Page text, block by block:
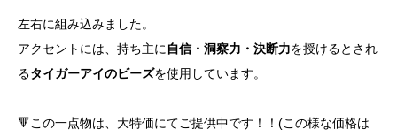
左右に組み込みました。
アクセントには、持ち主に自信・洞察力・決断力を授けるとされ
るタイガーアイのビーズを使用しています。
🔻この一点物は、大特価にてご提供中です！！(この様な価格は